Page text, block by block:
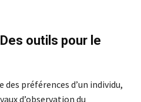
outils pour le
préférences d’un individu,
d’observation du